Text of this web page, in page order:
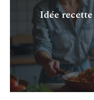
Idée